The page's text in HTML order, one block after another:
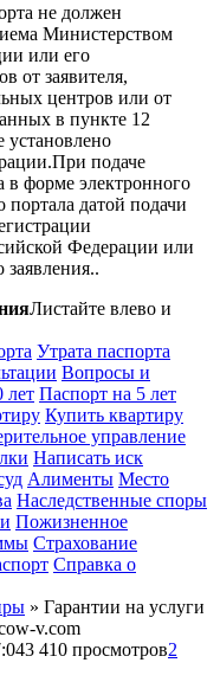
не должен
Министерством
или его
от заявителя,
центров или от
в пункте 12
установлено
При подаче
в форме электронного
портала датой подачи
Федерации или
заявления..
Листайте влево и
Утрата паспорта
Вопросы и
лет Паспорт на 5 лет
Купить квартиру
управление
Написать иск
Алименты Место
Наследственные споры
Пожизненное
Страхование
Справка о
» Гарантии на услуги
v.com
3 410 просмотров2